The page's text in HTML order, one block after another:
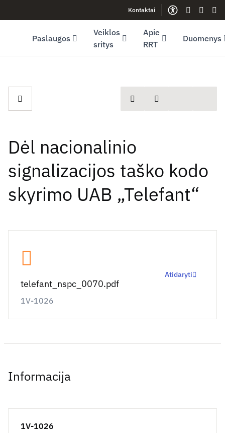
Youtube (opens in new window)Kontaktai
Gestų
Paslaugos
Veiklos
sritys
Apie
RRT
Duomenys
spausdintiDalintis
Dėl nacionalinio
signalizacijos taško kodo
skyrimo UAB „Telefant“
telefant_nspc_0070.pdf
1V-1026
Atidaryti
Informacija
1V-1026